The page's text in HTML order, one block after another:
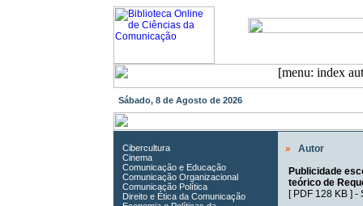
Sábado, 8 de Agosto de 2026
Cibercultura
Cinema
Comunicação e Educação
Comunicação Organizacional
Comunicação Política
Direito e Ética da Comunicação
»
Autor
Publicidade
teórico de
[ PDF 128 KB] -